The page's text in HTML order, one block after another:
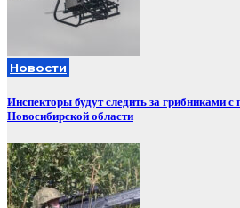
Новости
Инспекторы будут следить за
Новосибирской области